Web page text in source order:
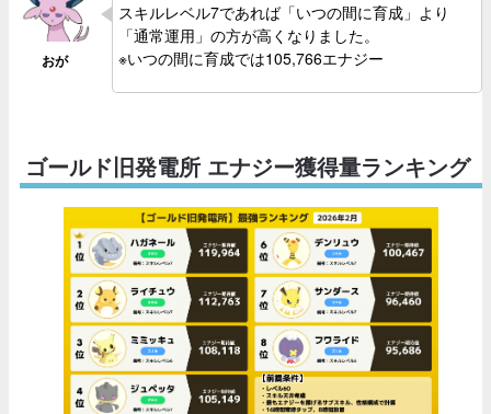
スキルレベル7であれば「いつの間に育成」より
「通常運用」の方が高くなりました。
※いつの間に育成では105,766エナジー
ゴールド旧発電所 エナジー獲得量ランキング